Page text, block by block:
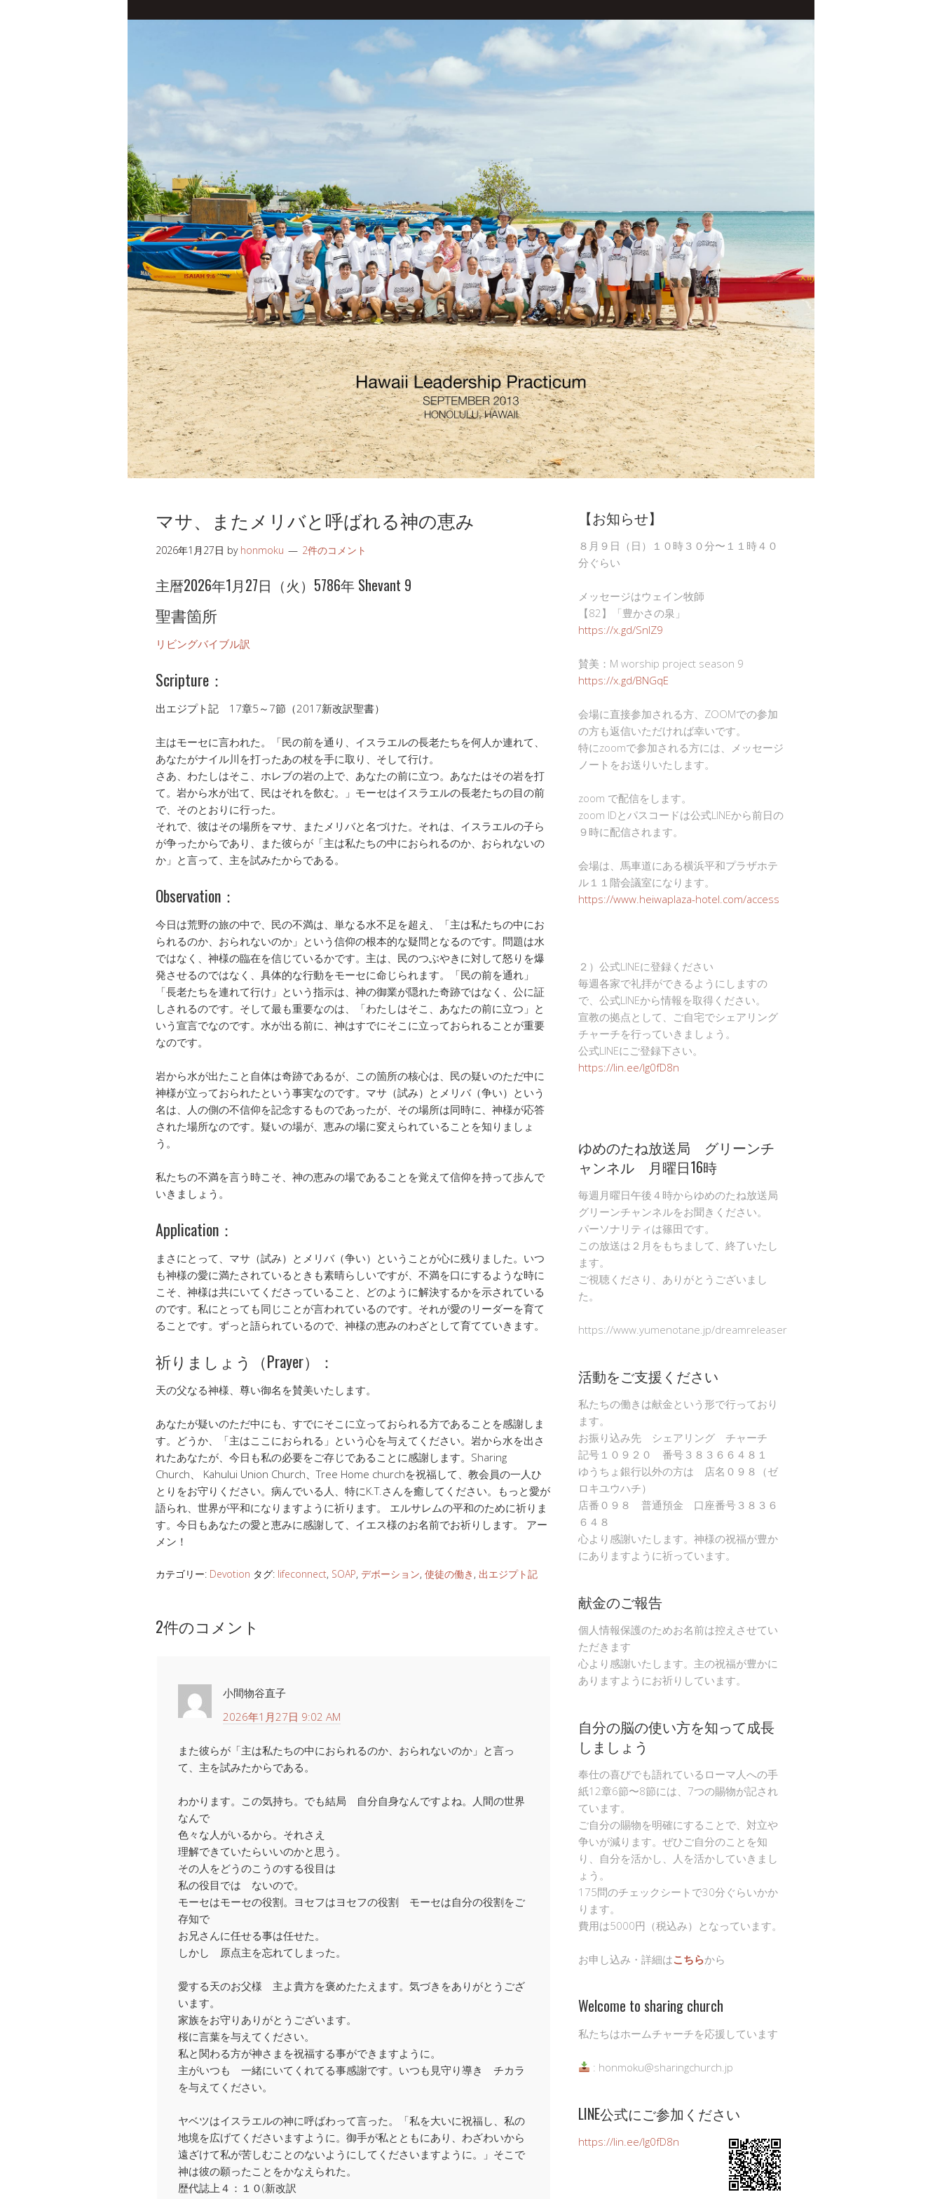
マサ、またメリバと呼ばれる神の恵み
2026年1月27日 by honmoku 2件のコメント
主暦2026年1月27日（火）5786年 Shevant 9
聖書箇所
リビングバイブル訳
Scripture：
出エジプト記 17章5～7節（2017新改訳聖書）
主はモーセに言われた。「民の前を通り、イスラエルの長老たちを何人か連れて、
あなたがナイル川を打ったあの杖を手に取り、そして行け。
さあ、わたしはそこ、ホレブの岩の上で、あなたの前に立つ。あなたはその岩を打
て。岩から水が出て、民はそれを飲む。」モーセはイスラエルの長老たちの目の前
で、そのとおりに行った。
それで、彼はその場所をマサ、またメリバと名づけた。それは、イスラエルの子ら
が争ったからであり、また彼らが「主は私たちの中におられるのか、おられないの
か」と言って、主を試みたからである。
Observation：
今日は荒野の旅の中で、民の不満は、単なる水不足を超え、「主は私たちの中にお
られるのか、おられないのか」という信仰の根本的な疑問となるのです。問題は水
ではなく、神様の臨在を信じているかです。主は、民のつぶやきに対して怒りを爆
発させるのではなく、具体的な行動をモーセに命じられます。「民の前を通れ」
「長老たちを連れて行け」という指示は、神の御業が隠れた奇跡ではなく、公に証
しされるのです。そして最も重要なのは、「わたしはそこ、あなたの前に立つ」と
いう宣言でなのです。水が出る前に、神はすでにそこに立っておられることが重要
なのです。
岩から水が出たこと自体は奇跡であるが、この箇所の核心は、民の疑いのただ中に
神様が立っておられたという事実なのです。マサ（試み）とメリバ（争い）という
名は、人の側の不信仰を記念するものであったが、その場所は同時に、神様が応答
された場所なのです。疑いの場が、恵みの場に変えられていることを知りましょ
う。
私たちの不満を言う時こそ、神の恵みの場であることを覚えて信仰を持って歩んで
いきましょう。
Application：
まさにとって、マサ（試み）とメリバ（争い）ということが心に残りました。いつ
も神様の愛に満たされているときも素晴らしいですが、不満を口にするような時に
こそ、神様は共にいてくださっていること、どのように解決するかを示されている
のです。私にとっても同じことが言われているのです。それが愛のリーダーを育て
ることです。ずっと語られているので、神様の恵みのわざとして育てていきます。
祈りましょう（Prayer）：
天の父なる神様、尊い御名を賛美いたします。
あなたが疑いのただ中にも、すでにそこに立っておられる方であることを感謝しま
す。どうか、「主はここにおられる」という心を与えてください。岩から水を出さ
れたあなたが、今日も私の必要をご存じであることに感謝します。Sharing
Church、 Kahului Union Church、Tree Home churchを祝福して、教会員の一人ひ
とりをお守りください。病んでいる人、特にK.T.さんを癒してください。もっと愛が
語られ、世界が平和になりますように祈ります。 エルサレムの平和のために祈りま
す。今日もあなたの愛と恵みに感謝して、イエス様のお名前でお祈りします。 アー
メン！
カテゴリー: Devotion タグ: lifeconnect, SOAP, デボーション, 使徒の働き , 出エジプト記
2件のコメント
小間物谷直子
2026年1月27日 9:02 AM
また彼らが「主は私たちの中におられるのか、おられないのか」と言っ
て、主を試みたからである。
わかります。この気持ち。でも結局 自分自身なんですよね。人間の世界
なんで
色々な人がいるから。それさえ
理解できていたらいいのかと思う。
その人をどうのこうのする役目は
私の役目では ないので。
モーセはモーセの役割。ヨセフはヨセフの役割 モーセは自分の役割をご
存知で
お兄さんに任せる事は任せた。
しかし 原点主を忘れてしまった。
愛する天のお父様 主よ貴方を褒めたたえます。気づきをありがとうござ
います。
家族をお守りありがとうございます。
桜に言葉を与えてください。
私と関わる方が神さまを祝福する事ができますように。
主がいつも 一緒にいてくれてる事感謝です。いつも見守り導き チカラ
を与えてください。
ヤベツはイスラエルの神に呼ばわって言った。「私を大いに祝福し、私の
地境を広げてくださいますように。御手が私とともにあり、わざわいから
遠ざけて私が苦しむことのないようにしてくださいますように。」そこで
神は彼の願ったことをかなえられた。
歴代誌上４：１０(新改訳
【お知らせ】
８月９日（日）１０時３０分〜１１時４０
分ぐらい
メッセージはウェイン牧師
【82】「豊かさの泉」
https://x.gd/SnlZ9
賛美：M worship project season 9
https://x.gd/BNGqE
会場に直接参加される方、ZOOMでの参加
の方も返信いただければ幸いです。
特にzoomで参加される方には、メッセージ
ノートをお送りいたします。
zoom で配信をします。
zoom IDとパスコードは公式LINEから前日の
９時に配信されます。
会場は、馬車道にある横浜平和プラザホテ
ル１１階会議室になります。
https://www.heiwaplaza-hotel.com/access
２）公式LINEに登録ください
毎週各家で礼拝ができるようにしますの
で、公式LINEから情報を取得ください。
宣教の拠点として、ご自宅でシェアリング
チャーチを行っていきましょう。
公式LINEにご登録下さい。
https://lin.ee/Ig0fD8n
ゆめのたね放送局 グリーンチ
ャンネル 月曜日16時
毎週月曜日午後４時からゆめのたね放送局
グリーンチャンネルをお聞きください。
パーソナリティは篠田です。
この放送は２月をもちまして、終了いたし
ます。
ご視聴くださり、ありがとうございまし
た。
https://www.yumenotane.jp/dreamreleaser
活動をご支援ください
私たちの働きは献金という形で行っており
ます。
お振り込み先 シェアリング チャーチ
記号１０９２０ 番号３８３６６４８１
ゆうちょ銀行以外の方は 店名０９８（ゼ
ロキユウハチ）
店番０９８ 普通預金 口座番号３８３６
６４８
心より感謝いたします。神様の祝福が豊か
にありますように祈っています。
献金のご報告
個人情報保護のためお名前は控えさせてい
ただきます
心より感謝いたします。主の祝福が豊かに
ありますようにお祈りしています。
自分の脳の使い方を知って成長
しましょう
奉仕の喜びでも語れているローマ人への手
紙12章6節〜8節には、7つの賜物が記され
ています。
ご自分の賜物を明確にすることで、対立や
争いが減ります。ぜひご自分のことを知
り、自分を活かし、人を活かしていきまし
ょう。
175問のチェックシートで30分ぐらいかか
ります。
費用は5000円（税込み）となっています。
お申し込み・詳細はこちらから
Welcome to sharing church
私たちはホームチャーチを応援しています
: honmoku@sharingchurch.jp
LINE公式にご参加ください
https://lin.ee/Ig0fD8n